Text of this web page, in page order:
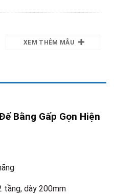
XEM THÊM MẪU
Bằng Gấp Gọn Hiện
tầng, dày 200mm